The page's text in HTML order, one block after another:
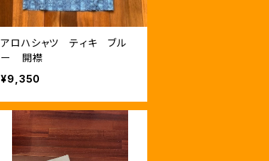
アロハシャツ ティキ ブル
ー 開襟
¥9,350